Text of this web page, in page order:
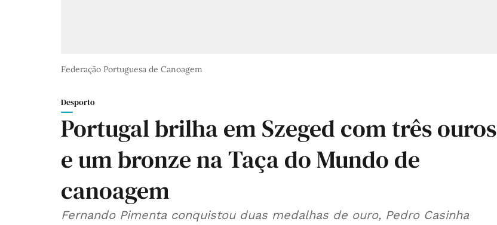
Federação Portuguesa de Canoagem
Desporto
Portugal brilha em Szeged com três ouros
e um bronze na Taça do Mundo de
canoagem
Fernando Pimenta conquistou duas medalhas de ouro, Pedro Casinha